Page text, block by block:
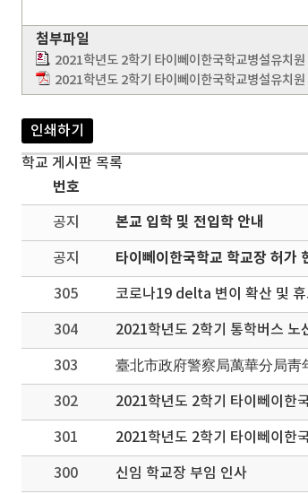
첨부파일
2021학년도 2학기 타이뻬이한국학교병설유치
2021학년도 2학기 타이뻬이한국학교병설유치
인쇄하기
학교 게시판 목록
번호
공지 본교 입학 및 전입학 안내
공지 타이뻬이한국학교 학교장 허가
305 코로나19 delta 변이 확산 및
304 2021학년도 2학기 통학버스 노
303 臺北市政府警察局萬華分局
302 2021학년도 2학기 타이뻬이한
301 2021학년도 2학기 타이뻬이한
300 신임 학교장 부임 인사